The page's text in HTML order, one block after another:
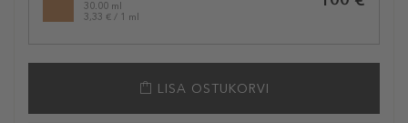
30.00 ml
3,33 € / 1 ml
LISA OSTUKORVI